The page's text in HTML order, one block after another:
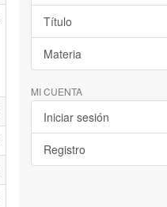
Título
Materia
MI CUENTA
Iniciar sesión
Registro